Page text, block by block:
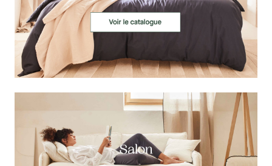
d'espace. Si vous avez un grand salon, vous pouvez choisir un
canapé gris plus foncé pour créer une ambiance plus intime.
Hormis votre espace, pour que votre canapé réponde à votre
besoin, il faut prendre en considération le nombre de personnes
qui vivent dans le foyer ou si vous avez l'habitude de beaucoup
- Canapé 2 places : Inférieur à 160 cm
- Canapé 3 places : Entre 160 et 200 cm
- Canapé 4 places : Entre 180 et 250 cm
- Plus de 4 places : Plus de 250 cm
Les canapés en tissu gris chiné ou texturé sont généralement plus
faciles à entretenir que les canapés en tissu uni, car les taches et